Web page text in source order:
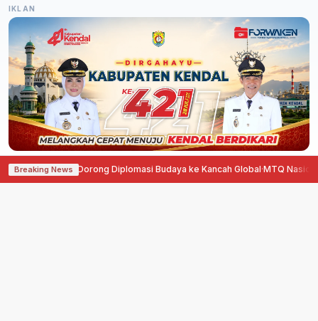
IKLAN
Breaking News
Agustina Dorong Diplomasi Budaya ke Kancah Global·MTQ Nasional